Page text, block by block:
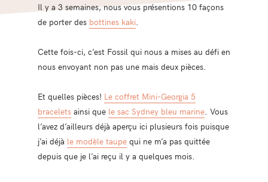
Il y a 3 semaines, nous vous présentions 10 façons
de porter des bottines kaki.
Cette fois-ci, c’est Fossil qui nous a mises au défi en
nous envoyant non pas une mais deux pièces.
Et quelles pièces! Le coffret Mini-Georgia 5
braceletsainsi que le sac Sydney bleu marine. Vous
l’avez d’ailleurs déjà aperçu ici plusieurs fois puisque
j’ai déjà le modèle taupequi ne m’a pas quittée
depuis que je l’ai reçu il y a quelques mois.